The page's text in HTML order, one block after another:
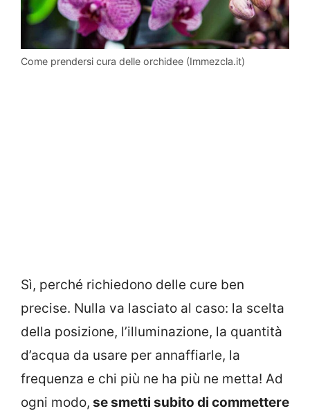
Come prendersi cura delle orchidee (Immezcla.it)
Sì, perché richiedono delle cure ben
precise. Nulla va lasciato al caso: la scelta
della posizione, l’illuminazione, la quantità
d’acqua da usare per annaffiarle, la
frequenza e chi più ne ha più ne metta! Ad
ogni modo, se smetti subito di commettere